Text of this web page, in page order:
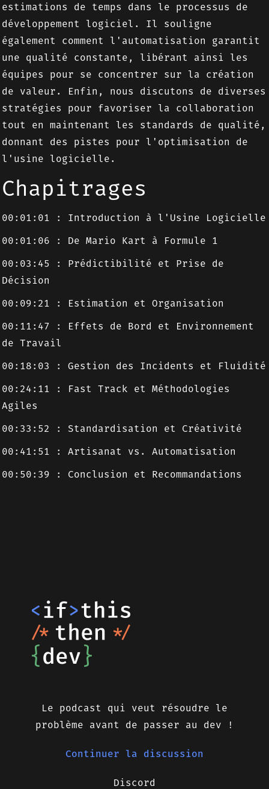
estimations de temps dans le processus de
développement logiciel. Il souligne
également comment l'automatisation garantit
une qualité constante, libérant ainsi les
équipes pour se concentrer sur la création
de valeur. Enfin, nous discutons de diverses
stratégies pour favoriser la collaboration
tout en maintenant les standards de qualité,
donnant des pistes pour l'optimisation de
l'usine logicielle.
Chapitrages
00:01:01 : Introduction à l'Usine Logicielle
00:01:06 : De Mario Kart à Formule 1
00:03:45 : Prédictibilité et Prise de
Décision
00:09:21 : Estimation et Organisation
00:11:47 : Effets de Bord et Environnement
de Travail
00:18:03 : Gestion des Incidents et Fluidité
00:24:11 : Fast Track et Méthodologies
Agiles
00:33:52 : Standardisation et Créativité
00:41:51 : Artisanat vs. Automatisation
00:50:39 : Conclusion et Recommandations
Le podcast qui veut résoudre le
problème avant de passer au dev !
Continuer la discussion
Discord